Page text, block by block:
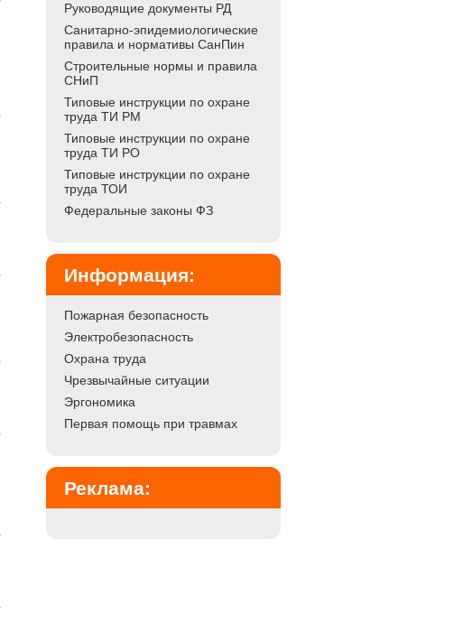
Руководящие документы РД
Санитарно-эпидемиологические
правила и нормативы СанПин
Строительные нормы и правила
СНиП
Типовые инструкции по охране
труда ТИ РМ
Типовые инструкции по охране
труда ТИ РО
Типовые инструкции по охране
труда ТОИ
Федеральные законы ФЗ
Информация:
Пожарная безопасность
Электробезопасность
Охрана труда
Чрезвычайные ситуации
Эргономика
Первая помощь при травмах
Реклама: